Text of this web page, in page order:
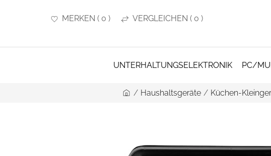
MERKEN ( 0 ) VERGLEICHEN ( 0 )
UNTERHALTUNGSELEKTRONIK PC/
/ Haushaltsgeräte / Küchen-